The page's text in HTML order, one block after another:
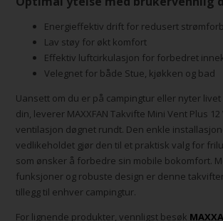
Energieffektiv drift for redusert
Lav støy for økt komfort
Effektiv luftcirkulasjon for forbedret
Velegnet for både Stue, kjøkken og bad
Uansett om du er på campingtur eller nyter
din, leverer MAXXFAN Takvifte Mini Vent Plus
ventilasjon døgnet rundt. Den enkle
vedlikeholdet gjør den til et praktisk valg for
som ønsker å forbedre sin mobile bokomfort.
funksjoner og robuste design er denne
tillegg til enhver campingtur.
For lignende produkter, vennligst besøk